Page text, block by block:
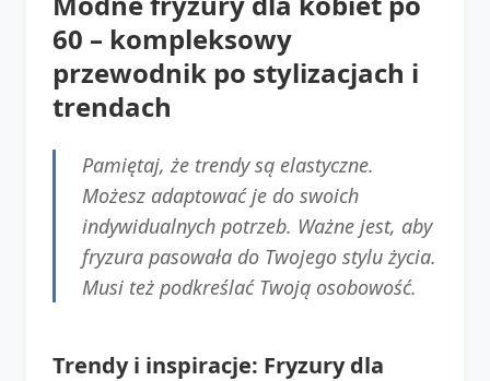
60 – kompleksowy
przewodnik po stylizacjach i
trendach
Pamiętaj, że trendy są elastyczne.
Możesz adaptować je do swoich
indywidualnych potrzeb. Ważne jest, aby
fryzura pasowała do Twojego stylu życia.
Musi też podkreślać Twoją osobowość.
Trendy i inspiracje: Fryzury dla